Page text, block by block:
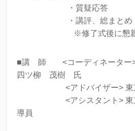
・質疑応答
・講評、総まとめ
※修了式後に懇親会
■講 師 <コーディネーター>
四ツ柳 茂樹 氏
<アドバイザー> 東京信
<アシスタント> 東京商
導員